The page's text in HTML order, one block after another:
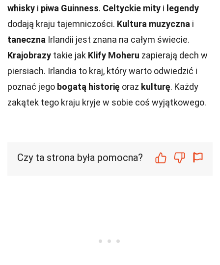
whisky i piwa Guinness. Celtyckie mity i legendy
dodają kraju tajemniczości. Kultura muzyczna i
taneczna Irlandii jest znana na całym świecie.
Krajobrazy takie jak Klify Moheru zapierają dech w
piersiach. Irlandia to kraj, który warto odwiedzić i
poznać jego bogatą historię oraz kulturę. Każdy
zakątek tego kraju kryje w sobie coś wyjątkowego.
Czy ta strona była pomocna?